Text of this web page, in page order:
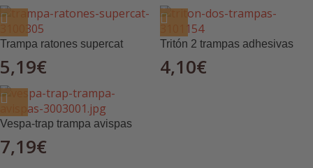
Trampa ratones supercat
5,19€
Tritón 2 trampas adhesivas
4,10€
Vespa-trap trampa avispas
7,19€